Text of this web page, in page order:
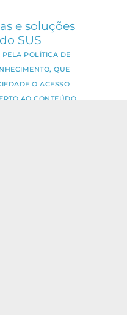
e soluções
SUS
PELA POLÍTICA DE
QUE
O ACESSO
AO CONTEÚDO